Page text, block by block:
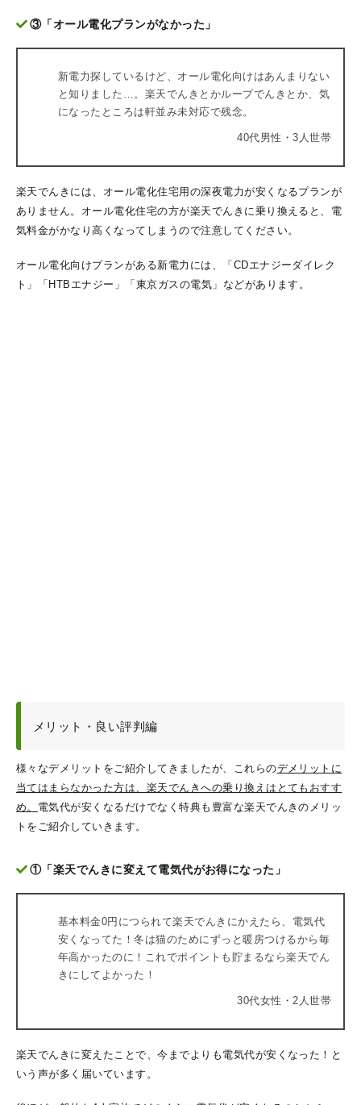
③「オール電化プランがなかった」
新電力探しているけど、オール電化向けはあんまりない
と知りました…。楽天でんきとかループでんきとか、気
になったところは軒並み未対応で残念。
40代男性・3人世帯
楽天でんきには、オール電化住宅用の深夜電力が安くなるプランが
ありません。オール電化住宅の方が楽天でんきに乗り換えると、電
気料金がかなり高くなってしまうので注意してください。
オール電化向けプランがある新電力には、「CDエナジーダイレク
ト」「HTBエナジー」「東京ガスの電気」などがあります。
メリット・良い評判編
様々なデメリットをご紹介してきましたが、これらのデメリットに
当てはまらなかった方は、楽天でんきへの乗り換えはとてもおすす
め。 電気代が安くなるだけでなく特典も豊富な楽天でんきのメリッ
トをご紹介していきます。
①「楽天でんきに変えて電気代がお得になった」
基本料金0円につられて楽天でんきにかえたら、電気代
安くなってた！冬は猫のためにずっと暖房つけるから毎
年高かったのに！これでポイントも貯まるなら楽天でん
きにしてよかった！
30代女性・2人世帯
楽天でんきに変えたことで、今までよりも電気代が安くなった！と
いう声が多く届いています。